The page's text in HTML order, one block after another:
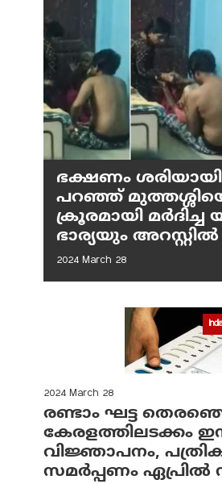
ഭക്ഷണം
പറഞ്ഞ്
ക്രൂരമായി
ഭാര്യയും അറസ്റ്റില്‍
2024 March 28
India
2024 March 28
രണ്ടാം ഘട്ട
കേരളത്തിലടക്കം
വിജ്ഞാപനം,
സമര്‍പ്പണം ഏപ്രില്‍